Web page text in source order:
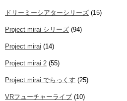
ドリーミーシアターシリーズ (15)
Project mirai シリーズ (94)
Project mirai (14)
Project mirai 2 (55)
Project mirai でらっくす (25)
VRフューチャーライブ (10)